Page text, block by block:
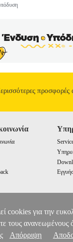
cookies για την
τους
Απόρριψη